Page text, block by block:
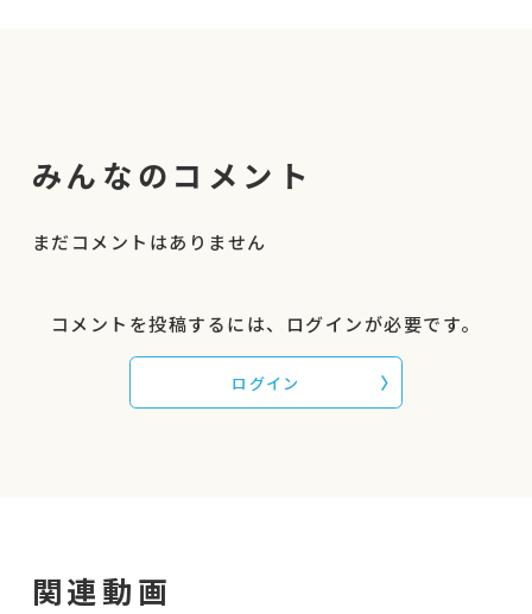
・子どもたちが「はやく学校に行きたい」「いく
のがまちどおしい」と感じる学校はどうやって出
来ているのか？
ん」（加藤校長）の連続講座、参加してみません
第４回のテーマは
「プロジェクト学習」
▼こんな方におすすめです
みんなのコメント
まだコメントはありません
コメントを投稿するには、ログインが必要です。
ログイン
関連動画